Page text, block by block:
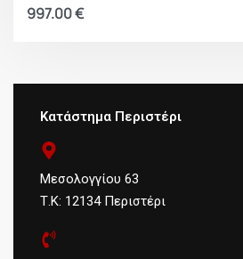
997.00€
Κατάστημα Περιστέρι
Μεσολογγίου 63
Τ.Κ: 12134 Περιστέρι